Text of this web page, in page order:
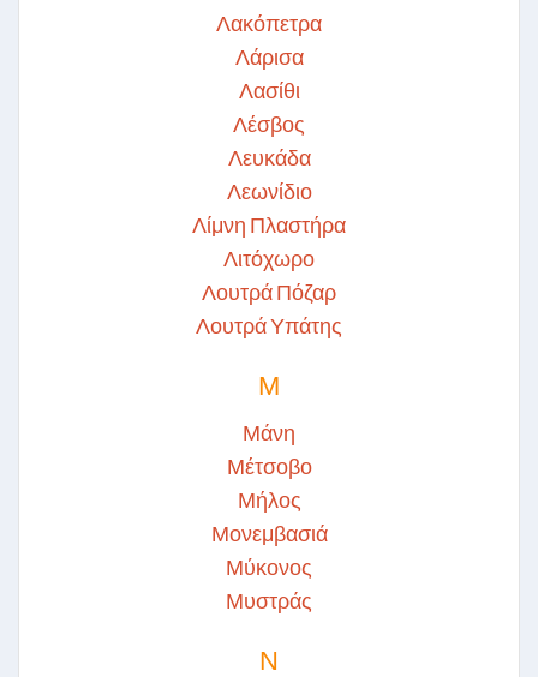
Λακόπετρα
Λάρισα
Λασίθι
Λέσβος
Λευκάδα
Λεωνίδιο
Λίμνη Πλαστήρα
Λιτόχωρο
Λουτρά Πόζαρ
Λουτρά Υπάτης
Μ
Μάνη
Μέτσοβο
Μήλος
Μονεμβασιά
Μύκονος
Μυστράς
Ν